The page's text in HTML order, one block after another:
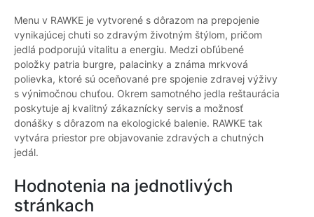
Menu v RAWKE je vytvorené s dôrazom na prepojenie
vynikajúcej chuti so zdravým životným štýlom, pričom
jedlá podporujú vitalitu a energiu. Medzi obľúbené
položky patria burgre, palacinky a známa mrkvová
polievka, ktoré sú oceňované pre spojenie zdravej výživy
s výnimočnou chuťou. Okrem samotného jedla reštaurácia
poskytuje aj kvalitný zákaznícky servis a možnosť
donášky s dôrazom na ekologické balenie. RAWKE tak
vytvára priestor pre objavovanie zdravých a chutných
jedál.
Hodnotenia na jednotlivých
stránkach